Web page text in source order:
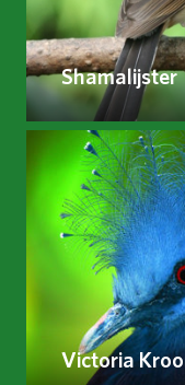
Shamalijster
Victoria